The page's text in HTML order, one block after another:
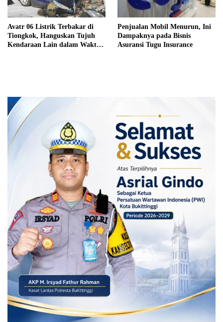
Avatr 06 Listrik Terbakar di
Tiongkok, Hanguskan Tujuh
Kendaraan Lain dalam Waktu
Penjualan Mobil Menurun, Ini
Dampaknya pada Bisnis
Asuransi Tugu Insurance